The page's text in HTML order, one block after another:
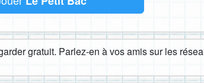
gratuit. Parlez-en à vos amis sur les